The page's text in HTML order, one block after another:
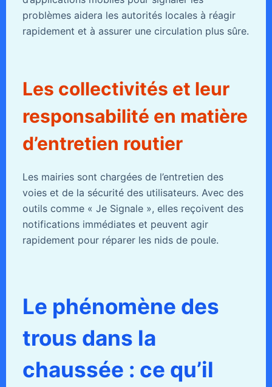
problèmes aidera les autorités locales à réagir
rapidement et à assurer une circulation plus sûre.
Les collectivités et leur
responsabilité en matière
d’entretien routier
Les mairies sont chargées de l’entretien des
voies et de la sécurité des utilisateurs. Avec des
outils comme « Je Signale », elles reçoivent des
notifications immédiates et peuvent agir
rapidement pour réparer les nids de poule.
Le phénomène des
trous dans la
chaussée : ce qu’il